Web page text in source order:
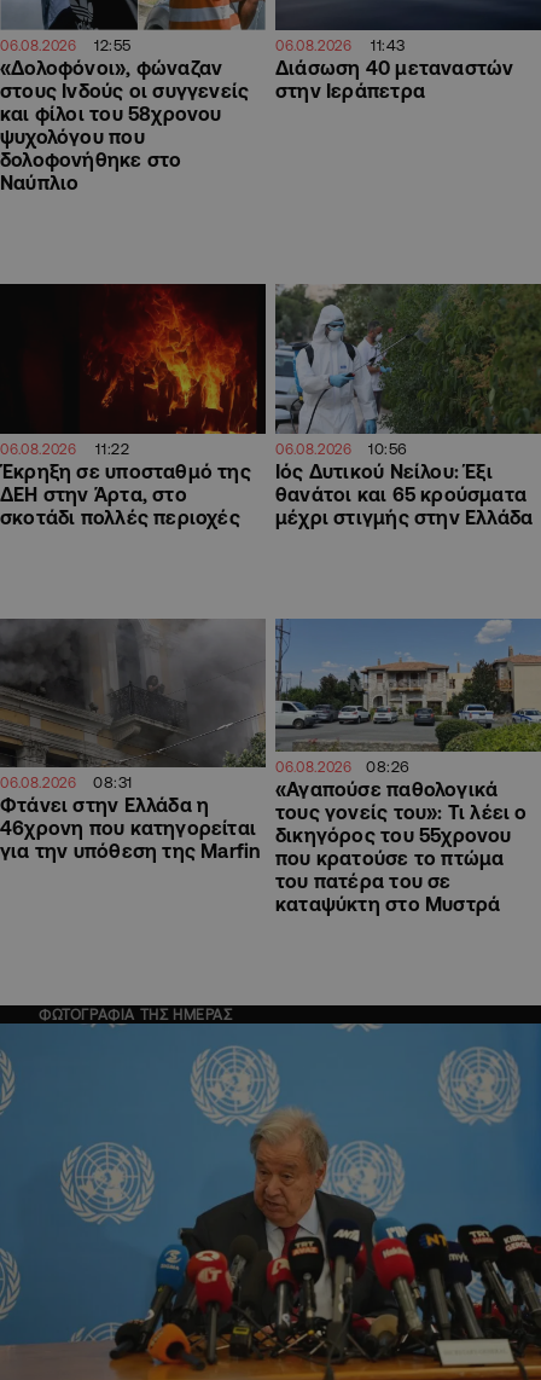
06.08.2026 12:55
«Δολοφόνοι», φώναζαν
στους Ινδούς οι συγγενείς
και φίλοι του 58χρονου
ψυχολόγου που
δολοφονήθηκε στο
Ναύπλιο
06.08.2026 11:43
Διάσωση 40 μεταναστών
στην Ιεράπετρα
06.08.2026 11:22
Έκρηξη σε υποσταθμό της
ΔΕΗ στην Άρτα, στο
σκοτάδι πολλές περιοχές
06.08.2026 10:56
Ιός Δυτικού Νείλου: Έξι
θανάτοι και 65 κρούσματα
μέχρι στιγμής στην Ελλάδα
06.08.2026 08:31
Φτάνει στην Ελλάδα η
46χρονη που κατηγορείται
για την υπόθεση της Marfin
06.08.2026 08:26
«Αγαπούσε παθολογικά
τους γονείς του»: Τι λέει ο
δικηγόρος του 55χρονου
που κρατούσε το πτώμα
του πατέρα του σε
καταψύκτη στο Μυστρά
ΦΩΤΟΓΡΑΦΙΑ ΤΗΣ ΗΜΕΡΑΣ